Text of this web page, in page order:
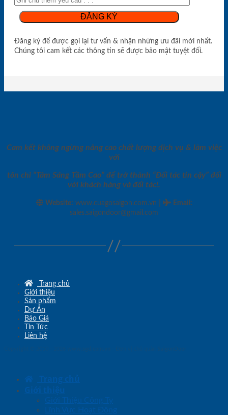
Đăng ký để được gọi lại tư vấn & nhận những ưu đãi mới nhất.
Chúng tôi cam kết các thông tin sẽ được bảo mật tuyệt đối.
Cam kết không ngừng nâng cao chất lượng dịch vụ & làm việc
với
tôn chỉ “Tâm Sáng Tầm Cao” để trở thành “Đối tác tin cậy” đối
với khách hàng và đối tác!.
Website: www.cuagosaigon.com.vn Email :
sales.saigondoor@gmail.com
Trang chủ
Giới thiệu
Sản phẩm
Dự Án
Báo Giá
Tin Tức
Liên hệ
Trang chủ
Giới thiệu
Giới Thiệu Công Ty
Lĩnh Vực Hoạt Động